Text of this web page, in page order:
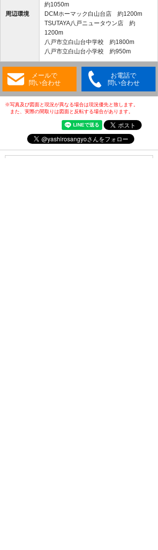
周辺環境
約1050m
DCMホーマック白山台店 約1200m
TSUTAYA八戸ニュータウン店 約
1200m
八戸市立白山台中学校 約1800m
八戸市立白山台小学校 約950m
メールで
問い合わせ
お電話で
問い合わせ
※写真及び図面と現況が異なる場合は現況優先と致します。
また、実際の間取りは図面と反転する場合があります。